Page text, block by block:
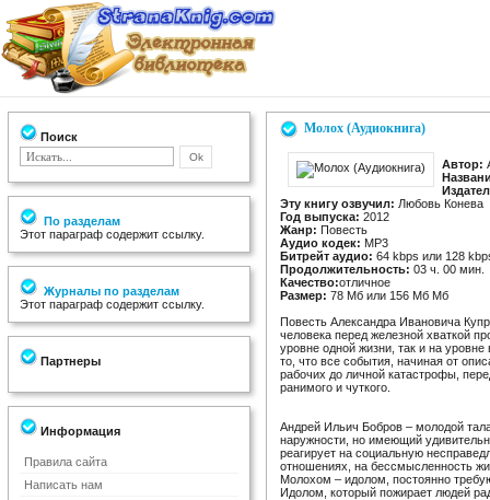
Поиск
По разделам
Этот параграф содержит ссылку.
Журналы по разделам
Этот параграф содержит ссылку.
Партнеры
Информация
Правила сайта
Написать нам
Молох (Аудиокнига)
Автор:
Эту книгу озвучил: Любовь Конева
Год выпуска: 2012
Жанр: Повесть
Аудио кодек: MP3
Битрейт аудио: 64 kbps или 128
Продолжительность: 03 ч. 00 мин.
Качество:отличное
Размер: 78 Мб или 156 Мб Мб
Повесть Александра Ивановича
человека перед железной хваткой
уровне одной жизни, так и на
то, что все события, начиная от
рабочих до личной катастрофы,
ранимого и чуткого.
Андрей Ильич Бобров – молодой
наружности, но имеющий
реагирует на социальную
отношениях, на бессмысленность
Молохом – идолом, постоянно
Идолом, который пожирает людей